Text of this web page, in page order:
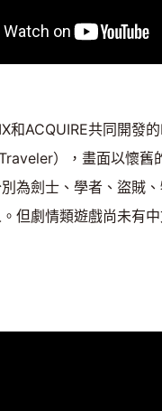
和ACQUIRE共同開發
），畫面以懷舊
為劍士、學者、盜賊
但劇情類遊戲尚未有